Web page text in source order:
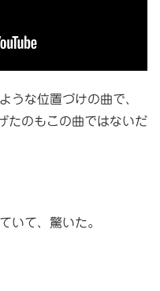
うな位置づけの曲で、
たのもこの曲ではないだ
いて、驚いた。